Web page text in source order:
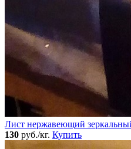
Лист нержавеющий
130 руб./кг. Купить